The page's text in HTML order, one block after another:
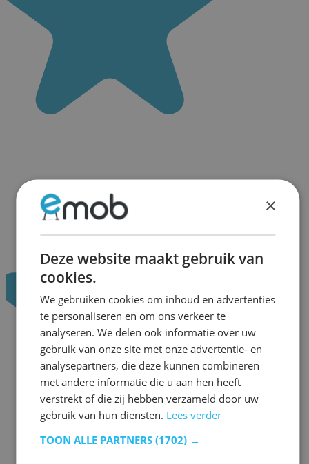
×
Deze website maakt gebruik van
cookies.
We gebruiken cookies om inhoud en advertenties
te personaliseren en om ons verkeer te
analyseren. We delen ook informatie over uw
gebruik van onze site met onze advertentie- en
analysepartners, die deze kunnen combineren
met andere informatie die u aan hen heeft
verstrekt of die zij hebben verzameld door uw
gebruik van hun diensten. Lees verder
TOON ALLE PARTNERS (1702) →